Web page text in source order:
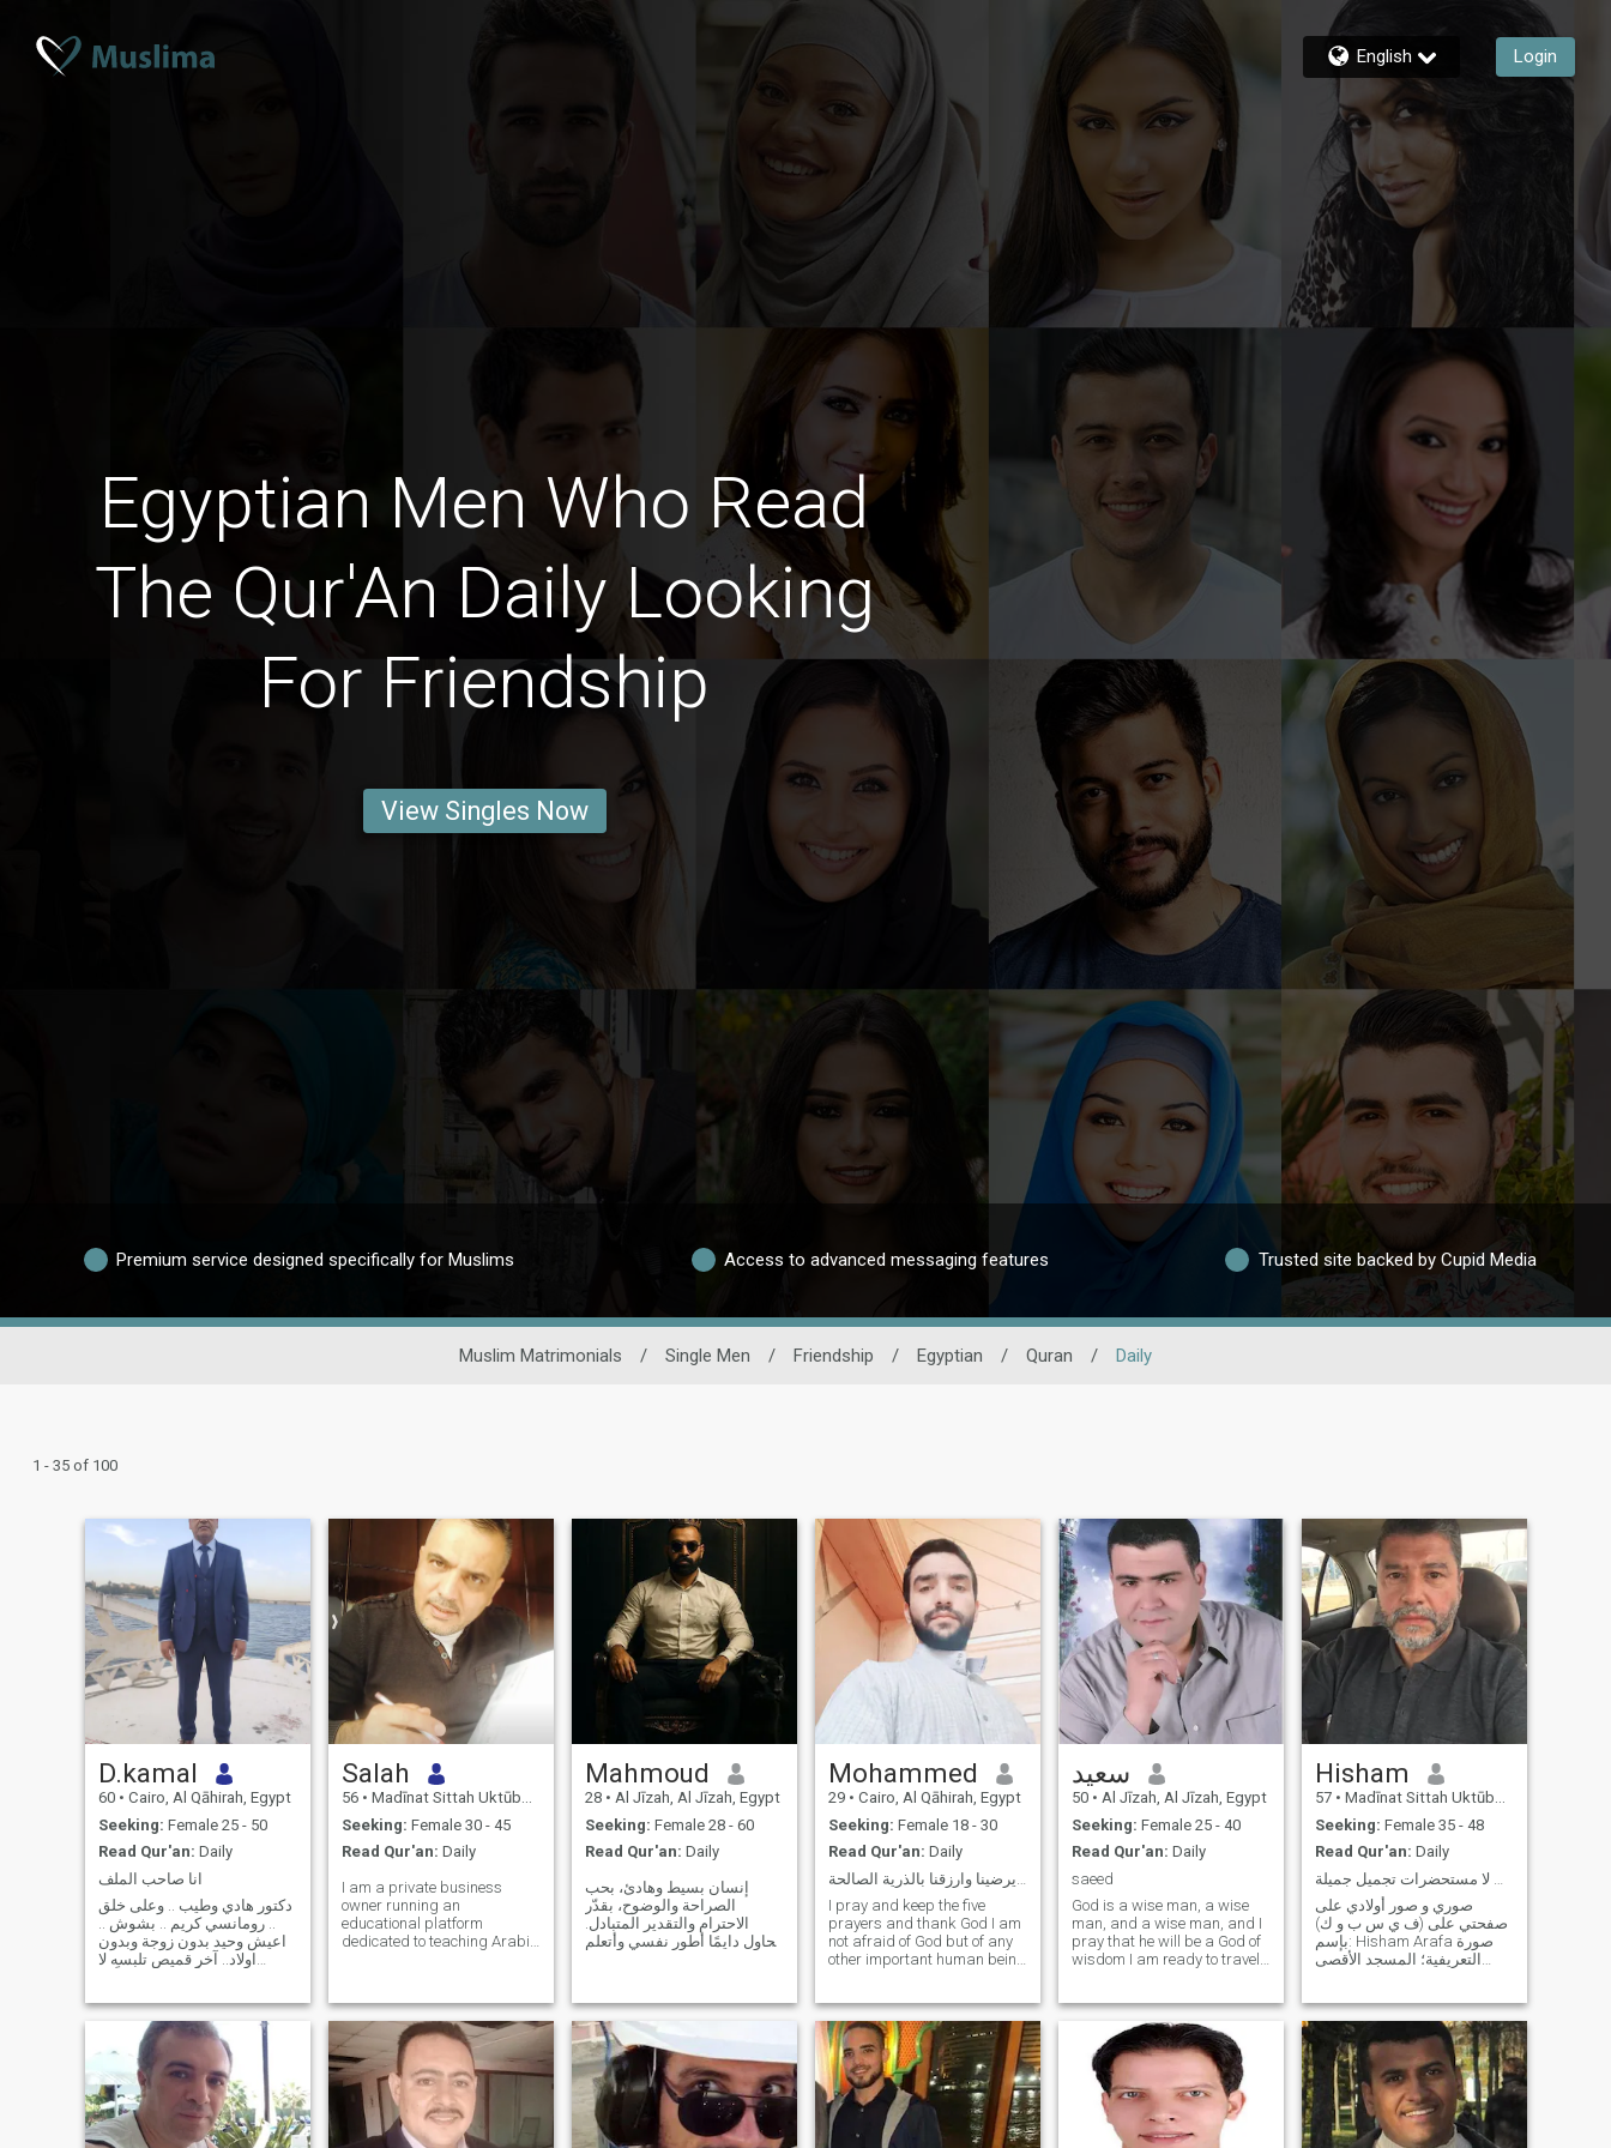
English Login
Egyptian Men Who Read
The Qur'An Daily Looking
For Friendship
View Singles Now
Premium service designed specifically for Muslims Access to advanced messaging features Trusted site backed by Cupid Media
Muslim Matrimonials / Single Men / Friendship / Egyptian / Quran / Daily
1 - 35 of 100
D.kamal
60 • Cairo, Al Qāhirah, Egypt
Seeking: Female 25 - 50
Read Qur'an: Daily
انا صاحب الملف
دكتور هادي وطيب .. وعلى خلق
.. رومانسي كريم .. بشوش ..
اعيش وحيد بدون زوجة وبدون
اولاد.. آخر قميص تلبسه لا
تؤجل السفر… لا تؤجل
الضحكة… لا تؤجل الفرحة…
العمر يمضي عش اليوم… كل
اليوم… بلا ذنب…
Salah
56 • Madīnat Sittah Uktūbar, Al Jīzah, Egypt
Seeking: Female 30 - 45
Read Qur'an: Daily
I am a private business
owner running an
educational platform
dedicated to teaching Arabic
Qur’an for non‑native
learners. I am a widower,
and I deeply value sinceri
Mahmoud
28 • Al Jīzah, Al Jīzah, Egypt
Seeking: Female 28 - 60
Read Qur'an: Daily
إنسان بسيط وهادئ، بحب
الصراحة والوضوح، بقدّر
الاحترام والتقدير المتبادل.
بحاول دايمًا أطور نفسي وأتعلم
قناة على تيك توك وبحب الإبداع
فيها)، والقراءة/السوشيال ميد
Mohammed
29 • Cairo, Al Qāhirah, Egypt
Seeking: Female 18 - 30
Read Qur'an: Daily
I pray and keep the five
prayers and thank God I am
not afraid of God but of any
other important human being
who is the one who is the one
who is the one who is the one
who is the one who is the one
who is the one who is the one
who is the one who is the one
who is the one who I am a
wise man, a wise man, a
wise man I have ambitions,
سعيد
50 • Al Jīzah, Al Jīzah, Egypt
Seeking: Female 25 - 40
Read Qur'an: Daily
saeed
God is a wise man, a wise
man, and a wise man, and I
pray that he will be a God of
wisdom I am ready to travel
resident of Egypt and I was
a manager of an import
company I am currently
looking for a job I am 49
years old and I have not been
fired
Hisham
57 • Madīnat Sittah Uktūbar, Al Jīzah, Egypt
Seeking: Female 35 - 48
Read Qur'an: Daily
صوري و صور أولادي على
صفحتي على (ف ي س ب و ك)
بإسم: Hisham Arafa صورة
التعريفية؛ المسجد الأقصى
منطقة هضبة الاهرام مع ابنتي
مهندسة 23 سنة و التي طالب
هندسة 21 سنة؛ مهندس
متقاعد؛ انفق من مدخراتي
الشخصية ؛ لست ثرياً؛ أعيش
في مستوى اجتماعي ممتاز؛
المنزل مُجَهّز على اعلى
مستوى؛ ملتزم دينياً؛ غير